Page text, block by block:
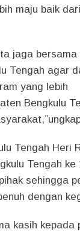
maju baik
jaga bersama
Tengah agar
yang lebih
Bengkulu
Tengah Heri
Tengah ke
sehingga
dengan
kasih kepada